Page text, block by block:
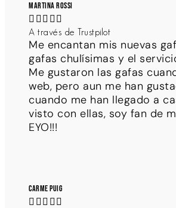
Martina Rossi
    
A través de Trustpilot
Me encantan mis nuevas
gafas chulísimas y el
Me gustaron las gafas
web, pero aun me han
cuando me han llegado a
visto con ellas, soy fan de
EYO!!!
Carme Puig
    